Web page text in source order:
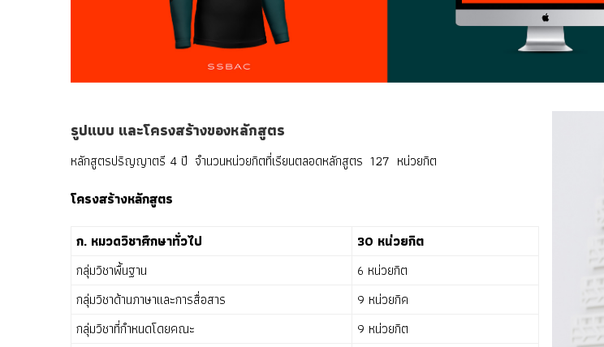
รูปแบบ และโครงสร้างของหลักสูตร
หลักสูตรปริญญาตรี 4 ปี จำนวนหน่วยกิตที่เรียนตลอดหลักสูตร 127 หน่วยกิต
โครงสร้างหลักสูตร
ก. หมวดวิชาศึกษาทั่วไป
30 หน่วยกิต
กลุ่มวิชาพื้นฐาน
6 หน่วยกิต
กลุ่มวิชาด้านภาษาและการสื่อสาร
9 หน่วยกิค
กลุ่มวิชาที่กำหนดโดยคณะ
9 หน่วยกิต